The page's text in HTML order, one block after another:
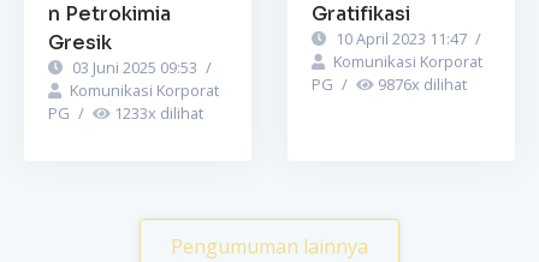
n Petrokimia
Gresik
03 Juni 2025 09:53 /
Komunikasi Korporat
PG / 1233x dilihat
Gratifikasi
10 April 2023 11:47 /
Komunikasi Korporat
PG / 9876x dilihat
Pengumuman lainnya